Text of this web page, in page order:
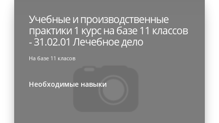
Учебные и производственные
практики 1 курс на базе 11 классов
- 31.02.01 Лечебное дело
На базе 11 класов
Необходимые навыки